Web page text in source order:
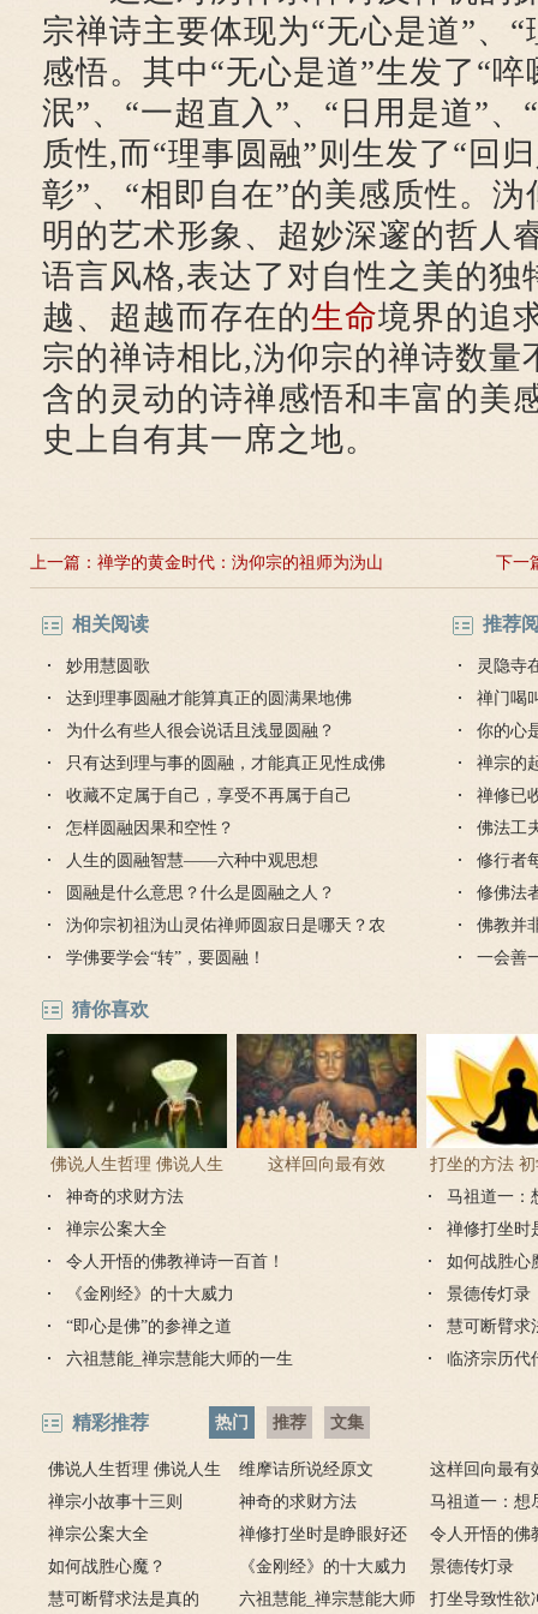
宗禅诗主要体现为“无心是道”、
感悟。其中“无心是道”生发了“
泯”、“一超直入”、“日用是道”、
质性,而“理事圆融”则生发了“回
彰”、“相即自在”的美感质性。
明的艺术形象、超妙深邃的哲人
语言风格,表达了对自性之美的独
越、超越而存在的生命境界的追
宗的禅诗相比,沩仰宗的禅诗数量
含的灵动的诗禅感悟和丰富的美
史上自有其一席之地。
上一篇： 禅学的黄金时代：沩仰宗的祖师为沩山 下一
相关阅读
妙用慧圆歌
达到理事圆融才能算真正的圆满果地佛
为什么有些人很会说话且浅显圆融？
只有达到理与事的圆融，才能真正见性成佛
收藏不定属于自己，享受不再属于自己
怎样圆融因果和空性？
人生的圆融智慧——六种中观思想
圆融是什么意思？什么是圆融之人？
沩仰宗初祖沩山灵佑禅师圆寂日是哪天？农
历正月初九
学佛要学会“转”，要圆融！
推荐
灵隐寺
绍
禅门喝
你的心
禅宗的
禅修已
佛法工
修行者
修佛法
佛教并
一会善
猜你喜欢
佛说人生哲理 佛说人生
感悟的句子
这样回向最有效
打坐的方法
正确方
神奇的求财方法
马祖道一：
禅宗公案大全
禅修打坐时
令人开悟的佛教禅诗一百首！
如何战胜心
《金刚经》的十大威力
景德传灯录
“即心是佛”的参禅之道
慧可断臂求
六祖慧能_禅宗慧能大师的一生
临济宗历代
精彩推荐 热门 推荐 文集
佛说人生哲理 佛说人生
感悟的句子
维摩诘所说经原文
这样回向最有
禅宗小故事十三则
神奇的求财方法
马祖道一：想
弟子开悟
禅宗公案大全
禅修打坐时是睁眼好还
是闭眼好？
令人开悟的佛
百首！
如何战胜心魔？ 《金刚经》的十大威力
景德传灯录
慧可断臂求法是真的
六祖慧能_禅宗慧能大师
打坐导致性欲